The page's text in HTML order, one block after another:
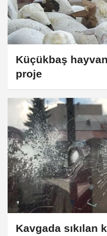
Küçükbaş hayvan
proje
Kavgada sıkılan